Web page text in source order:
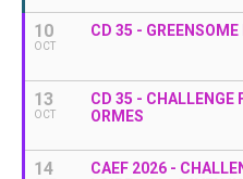
10
OCT
CD 35 -
13
OCT
CD 35 - CHALLENGE
ORMES
14
CAEF 2026 -